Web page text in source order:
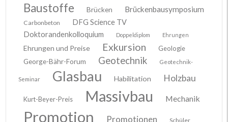
Baustoffe Brücken Brückenbausymposium
Carbonbeton
DFG Science TV
Doktorandenkolloquium
Doppeldiplom Ehrungen
Ehrungen und Preise Exkursion
Geologie
George-Bähr-Forum
Geotechnik Geotechnik-
Seminar Glasbau Habilitation Holzbau
Kurt-Beyer-Preis Massivbau Mechanik
Promotion Promotionen Schüler